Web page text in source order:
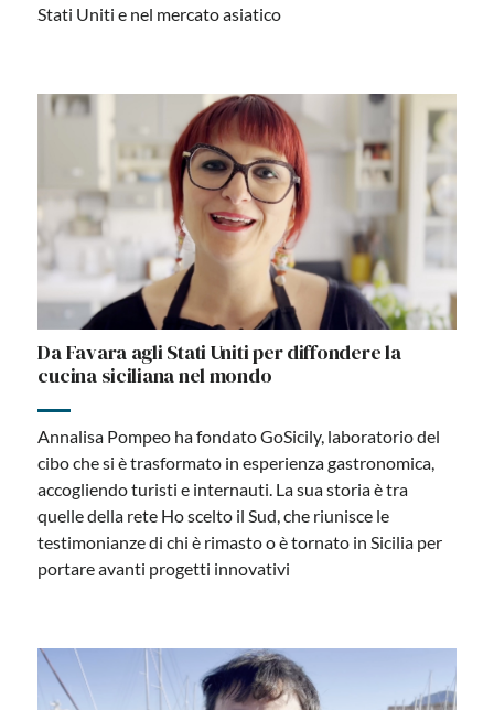
Stati Uniti e nel mercato asiatico
Da Favara agli Stati Uniti per diffondere la
cucina siciliana nel mondo
Annalisa Pompeo ha fondato GoSicily, laboratorio del
cibo che si è trasformato in esperienza gastronomica,
accogliendo turisti e internauti. La sua storia è tra
quelle della rete Ho scelto il Sud, che riunisce le
testimonianze di chi è rimasto o è tornato in Sicilia per
portare avanti progetti innovativi